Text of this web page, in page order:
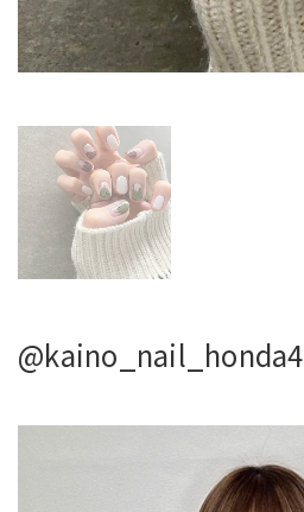
@kaino_nail_honda4